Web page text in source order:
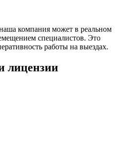
компания может в реальном
специалистов. Это
работы на выездах.
лицензии